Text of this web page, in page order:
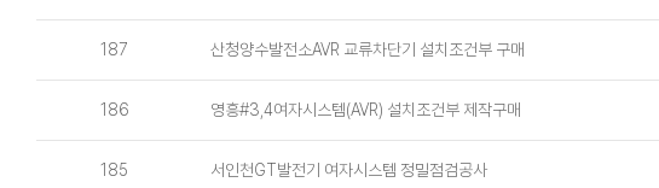
187 산청양수발전소AVR 교류차단기 설치조건부 구매
186 영흥#3,4여자시스템(AVR) 설치조건부 제작구매
185 서인천GT발전기 여자시스템 정밀점검공사